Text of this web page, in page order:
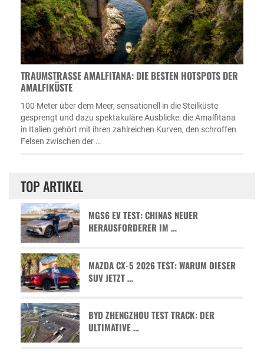
TRAUMSTRASSE AMALFITANA: DIE BESTEN HOTSPOTS DER A
MALFIKÜSTE
100 Meter über dem Meer, sensationell in die Steilküste
gesprengt und dazu spektakuläre Ausblicke: die Amalfitana
in Italien gehört mit ihren zahlreichen Kurven, den schroffen
Felsen zwischen der …
TOP ARTIKEL
MGS6 EV TEST: CHINAS NEUER
HERAUSFORDERER IM …
MAZDA CX-5 2026 TEST: WARUM DIESER
SUV JETZT …
BYD ZHENGZHOU TEST TRACK: DER
ULTIMATIVE …